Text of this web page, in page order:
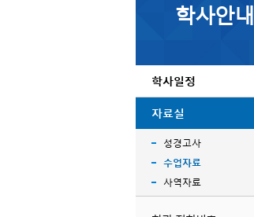
학사안내
학사일정
자료실
성경고사
수업자료
사역자료